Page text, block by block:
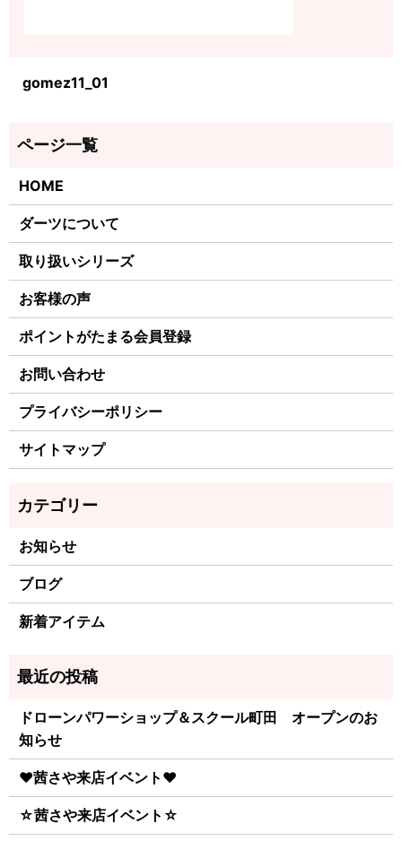
gomez11_01
HOME
ダーツについて
取り扱いシリーズ
お客様の声
ポイントがたまる会員登録
お問い合わせ
プライバシーポリシー
サイトマップ
お知らせ
ブログ
新着アイテム
ドローンパワーショップ＆スクール町田 オープンのお
知らせ
♥茜さや来店イベント♥
☆茜さや来店イベント☆